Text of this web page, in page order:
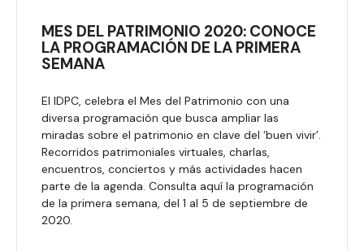
MES DEL PATRIMONIO 2020: CONOCE
LA PROGRAMACIÓN DE LA PRIMERA
SEMANA
El IDPC, celebra el Mes del Patrimonio con una
diversa programación que busca ampliar las
miradas sobre el patrimonio en clave del ‘buen vivir’.
Recorridos patrimoniales virtuales, charlas,
encuentros, conciertos y más actividades hacen
parte de la agenda. Consulta aquí la programación
de la primera semana, del 1 al 5 de septiembre de
2020.